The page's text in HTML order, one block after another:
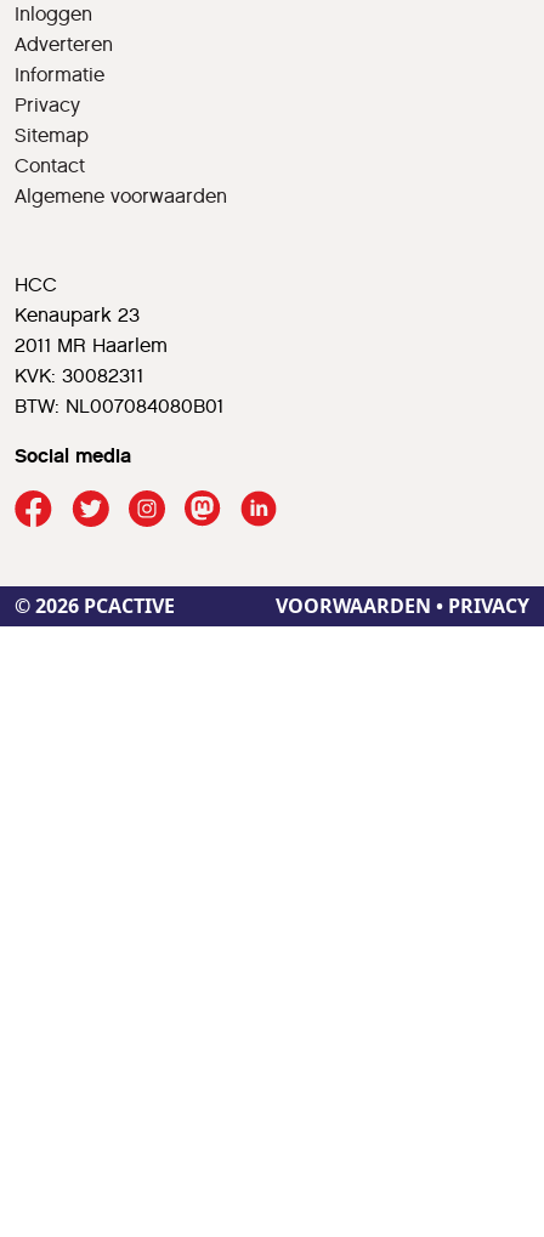
Inloggen
Adverteren
Informatie
Privacy
Sitemap
Contact
Algemene voorwaarden
HCC
Kenaupark 23
2011 MR Haarlem
KVK: 30082311
BTW: NL007084080B01
Social media
© 2026 PCACTIVE VOORWAARDEN • PRIVACY